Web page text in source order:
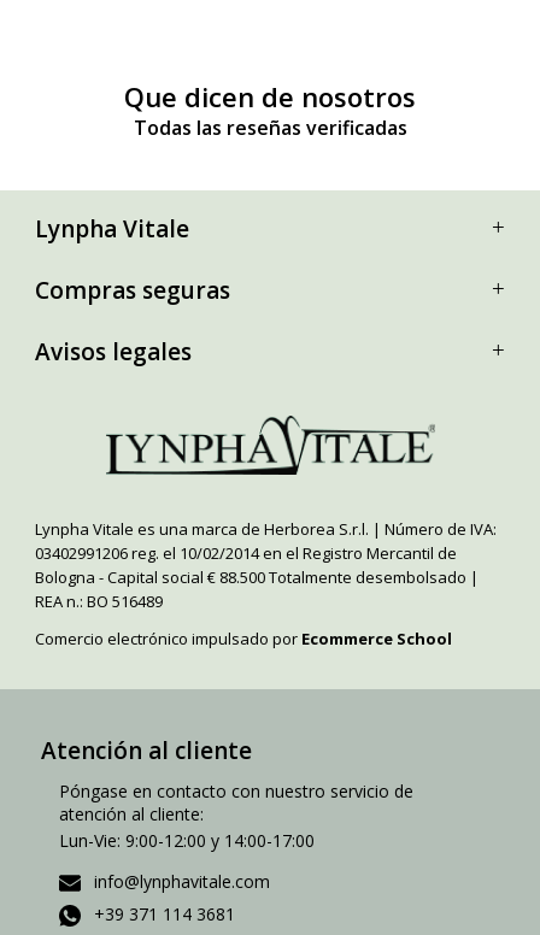
Que dicen de nosotros
Todas las reseñas verificadas
Lynpha Vitale
Compras seguras
Avisos legales
Lynpha Vitale es una marca de Herborea S.r.l. | Número de IVA:
03402991206 reg. el 10/02/2014 en el Registro Mercantil de
Bologna - Capital social € 88.500 Totalmente desembolsado |
REA n.: BO 516489
Comercio electrónico impulsado por Ecommerce School
Atención al cliente
Póngase en contacto con nuestro servicio de
atención al cliente:
Lun-Vie: 9:00-12:00 y 14:00-17:00
info@lynphavitale.com
+39 371 114 3681